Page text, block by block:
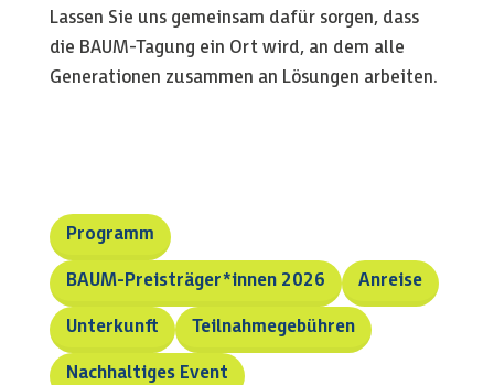
Lassen Sie uns gemeinsam dafür sorgen, dass
die BAUM-Tagung ein Ort wird, an dem alle
Generationen zusammen an Lösungen arbeiten.
Programm
BAUM-Preisträger*innen 2026 Anreise
Unterkunft Teilnahmegebühren
Nachhaltiges Event